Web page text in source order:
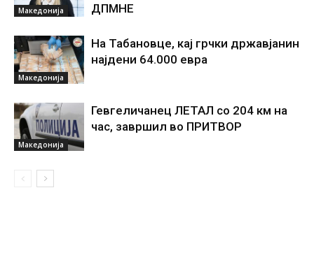
Македонија
ДПМНЕ
Македонија
На Табановце, кај грчки државјанин
најдени 64.000 евра
Македонија
Гевгеличанец ЛЕТАЛ со 204 км на
час, завршил во ПРИТВОР